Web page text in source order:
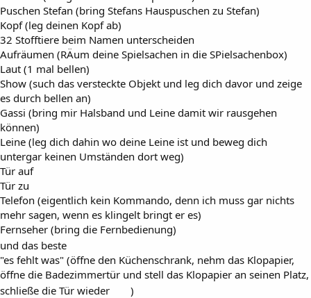
Puschen Stefan (bring Stefans Hauspuschen zu Stefan)
Kopf (leg deinen Kopf ab)
32 Stofftiere beim Namen unterscheiden
Aufräumen (RÄum deine Spielsachen in die SPielsachenbox)
Laut (1 mal bellen)
Show (such das versteckte Objekt und leg dich davor und zeige
es durch bellen an)
Gassi (bring mir Halsband und Leine damit wir rausgehen
können)
Leine (leg dich dahin wo deine Leine ist und beweg dich
untergar keinen Umständen dort weg)
Tür auf
Tür zu
Telefon (eigentlich kein Kommando, denn ich muss gar nichts
mehr sagen, wenn es klingelt bringt er es)
Fernseher (bring die Fernbedienung)
und das beste
"es fehlt was" (öffne den Küchenschrank, nehm das Klopapier,
öffne die Badezimmertür und stell das Klopapier an seinen Platz,
schließe die Tür wieder
)